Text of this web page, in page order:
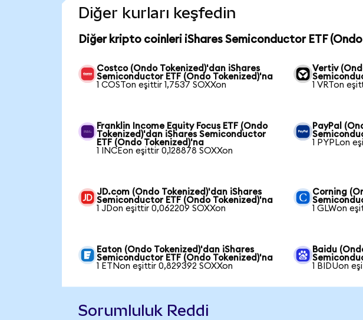
Diğer kurları keşfedin
Diğer kripto coinleri iShares Semiconductor ETF
Costco (Ondo Tokenized)'dan iShares
Semiconductor ETF (Ondo Tokenized)'na
1 COSTon eşittir 1,7537 SOXXon
Vertiv
1 VRTon
Franklin Income Equity Focus ETF (Ondo
Tokenized)'dan iShares Semiconductor
ETF (Ondo Tokenized)'na
1 INCEon eşittir 0,128878 SOXXon
PayPal
1 PYPLon
JD.com (Ondo Tokenized)'dan iShares
Semiconductor ETF (Ondo Tokenized)'na
1 JDon eşittir 0,062209 SOXXon
Corning
1 GLWon
Eaton (Ondo Tokenized)'dan iShares
Semiconductor ETF (Ondo Tokenized)'na
1 ETNon eşittir 0,829392 SOXXon
Baidu
1 BIDUon
Sorumluluk Reddi